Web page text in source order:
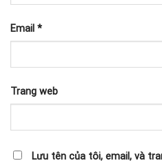
Email *
Trang web
Lưu tên của tôi, email, và